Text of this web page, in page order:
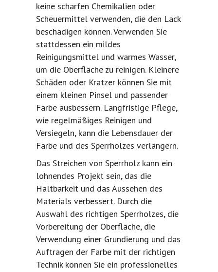
keine scharfen Chemikalien oder
Scheuermittel verwenden, die den Lack
beschädigen können. Verwenden Sie
stattdessen ein mildes
Reinigungsmittel und warmes Wasser,
um die Oberfläche zu reinigen. Kleinere
Schäden oder Kratzer können Sie mit
einem kleinen Pinsel und passender
Farbe ausbessern. Langfristige Pflege,
wie regelmäßiges Reinigen und
Versiegeln, kann die Lebensdauer der
Farbe und des Sperrholzes verlängern.
Das Streichen von Sperrholz kann ein
lohnendes Projekt sein, das die
Haltbarkeit und das Aussehen des
Materials verbessert. Durch die
Auswahl des richtigen Sperrholzes, die
Vorbereitung der Oberfläche, die
Verwendung einer Grundierung und das
Auftragen der Farbe mit der richtigen
Technik können Sie ein professionelles